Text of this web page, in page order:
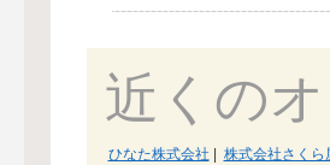
近くの
ひなた株式会社 株式会社さくら